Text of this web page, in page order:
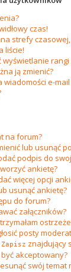
czas!
strefy
liście!
wyświetlanie
ją zmienić?
wiadomości e-
na forum?
lub usunąć
podpis do
ankietę?
więcej opcji
usunąć ankietę?
do forum?
załączników?
posty
Zapisz znajdujący
akceptowany?
swój temat